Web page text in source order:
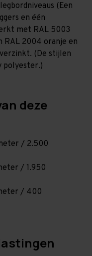
(Een
en één
met RAL 5003
RAL 2004 oranje en
(De stijlen
polyester.)
deze
/ 2.500
/ 1.950
/ 400